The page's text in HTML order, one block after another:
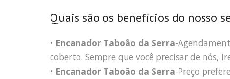
Quais são os benefícios do nosso
• Encanador Taboão da Serra-
coberto. Sempre que você precisar de nós,
• Encanador Taboão da Serra-Preço